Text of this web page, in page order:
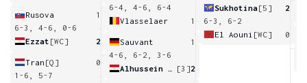
Rusova
1
6-3, 4-6, 0-6
Ezzat [WC] 2
Tran [Q]
0
1-6, 5-7
6-4, 4-6, 6-4
Vlasselaer
1
Sauvant
1
4-6, 6-2, 3-6
[3]2
Sukhotina[5]
2
6-3, 6-2
El Aouni [WC] 0